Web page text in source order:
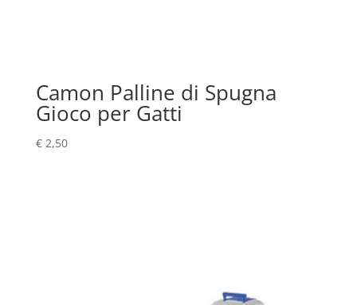
Camon Palline di Spugna
Gioco per Gatti
€2,50